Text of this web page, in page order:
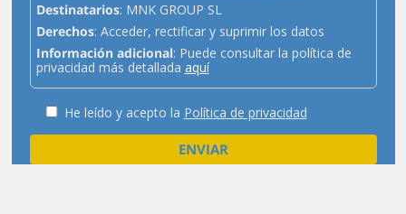
Destinatarios: MNK GROUP SL
Derechos: Acceder, rectificar y suprimir los datos
Información adicional: Puede consultar la política de
privacidad más detallada aquí
He leído y acepto la Política de privacidad